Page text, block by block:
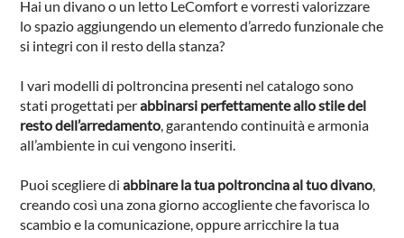
Hai un divano o un letto LeComfort e vorresti valorizzare
lo spazio aggiungendo un elemento d’arredo funzionale che
si integri con il resto della stanza?
I vari modelli di poltroncina presenti nel catalogo sono
stati progettati perabbinarsi perfettamente allo stile del
resto dell’arredamento, garantendo continuità e armonia
all’ambiente in cui vengono inseriti.
Puoi scegliere diabbinare la tua poltroncina al tuo divano,
creando così una zona giorno accogliente che favorisca lo
scambio e la comunicazione, oppure arricchire la tua